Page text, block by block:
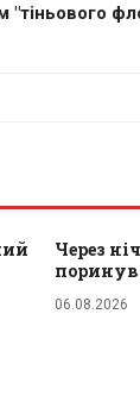
"тіньового
Через
поринув
06.08.2026